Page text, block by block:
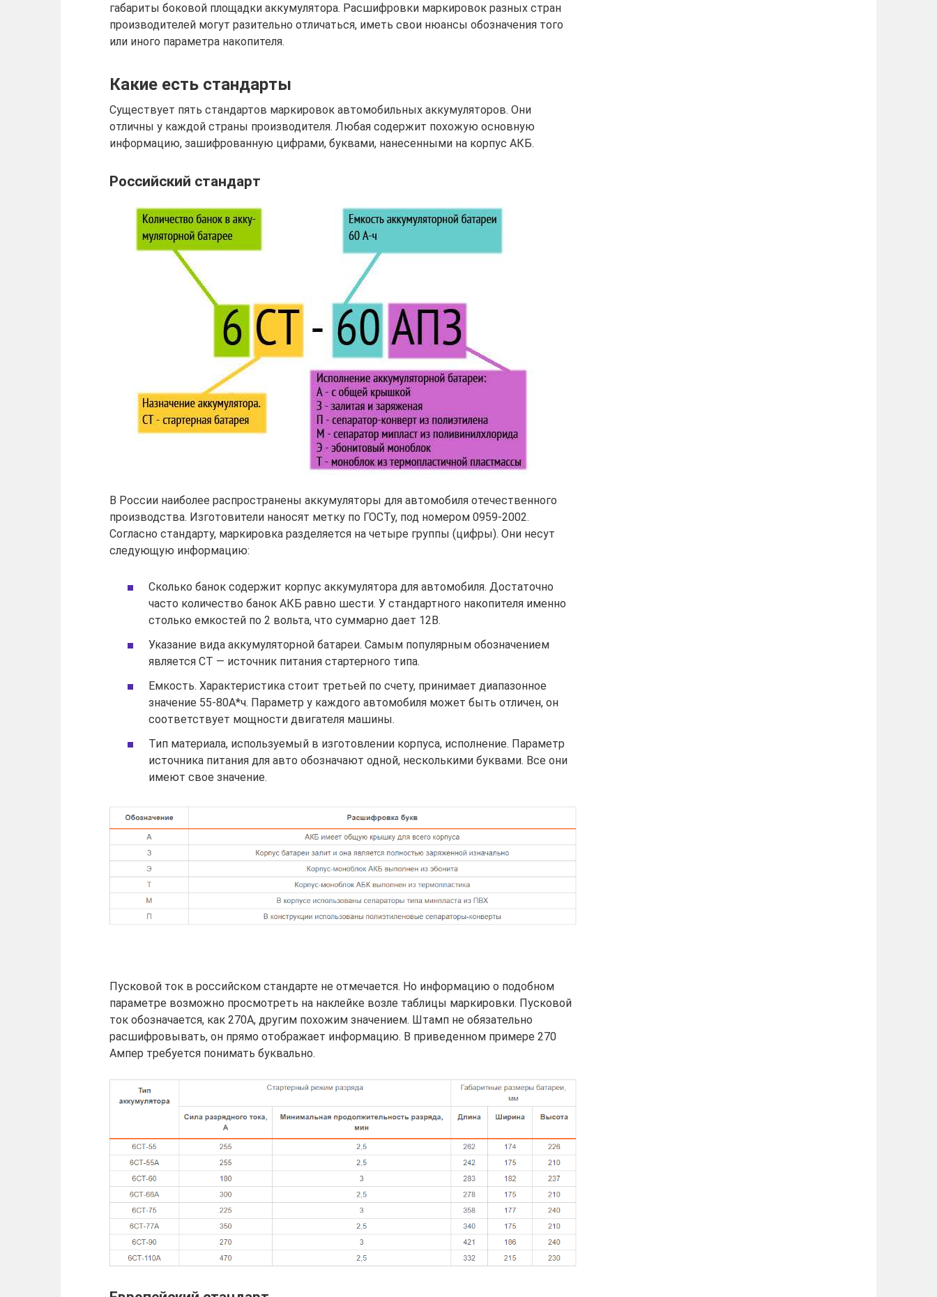
габариты боковой площадки аккумулятора. Расшифровки маркировок разных стран
производителей могут разительно отличаться, иметь свои нюансы обозначения того
или иного параметра накопителя.
Какие есть стандарты
Существует пять стандартов маркировок автомобильных аккумуляторов. Они
отличны у каждой страны производителя. Любая содержит похожую основную
информацию, зашифрованную цифрами, буквами, нанесенными на корпус АКБ.
Российский стандарт
В России наиболее распространены аккумуляторы для автомобиля отечественного
производства. Изготовители наносят метку по ГОСТу, под номером 0959-2002.
Согласно стандарту, маркировка разделяется на четыре группы (цифры). Они несут
следующую информацию:
Сколько банок содержит корпус аккумулятора для автомобиля. Достаточно
часто количество банок АКБ равно шести. У стандартного накопителя именно
столько емкостей по 2 вольта, что суммарно дает 12В.
Указание вида аккумуляторной батареи. Самым популярным обозначением
является СТ — источник питания стартерного типа.
Емкость. Характеристика стоит третьей по счету, принимает диапазонное
значение 55-80А*ч. Параметр у каждого автомобиля может быть отличен, он
соответствует мощности двигателя машины.
Тип материала, используемый в изготовлении корпуса, исполнение. Параметр
источника питания для авто обозначают одной, несколькими буквами. Все они
имеют свое значение.
Пусковой ток в российском стандарте не отмечается. Но информацию о подобном
параметре возможно просмотреть на наклейке возле таблицы маркировки. Пусковой
ток обозначается, как 270А, другим похожим значением. Штамп не обязательно
расшифровывать, он прямо отображает информацию. В приведенном примере 270
Ампер требуется понимать буквально.